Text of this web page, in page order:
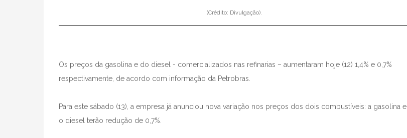
(Crédito: Divulgação).
Os preços da gasolina e do diesel - comercializados nas refinarias – aumentaram hoje (12) 1,4% e 0,7%
respectivamente, de acordo com informação da Petrobras.
Para este sábado (13), a empresa já anunciou nova variação nos preços dos dois combustíveis: a gasolina e
o diesel terão redução de 0,7%.